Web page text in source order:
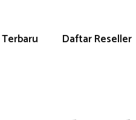
Daftar Reseller